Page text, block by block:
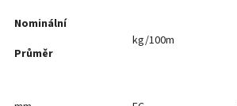
Nominální
Průměr
kg/100m